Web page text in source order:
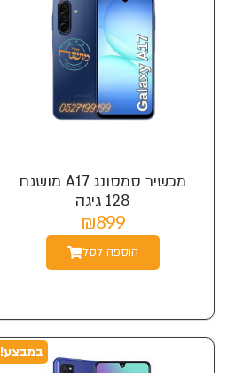
מכשיר סמסונג A17 מושגח
128 גיגה
₪899
הוספה לסל
במבצע!